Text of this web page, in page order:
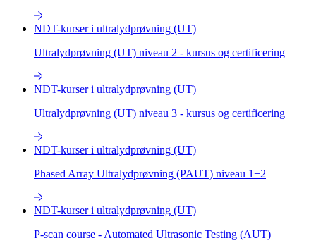
NDT-kurser i ultralydprøvning (UT)
Ultralydprøvning (UT) niveau 2 - kursus og certificering
NDT-kurser i ultralydprøvning (UT)
Ultralydprøvning (UT) niveau 3 - kursus og certificering
NDT-kurser i ultralydprøvning (UT)
Phased Array Ultralydprøvning (PAUT) niveau 1+2
NDT-kurser i ultralydprøvning (UT)
P-scan course - Automated Ultrasonic Testing (AUT)